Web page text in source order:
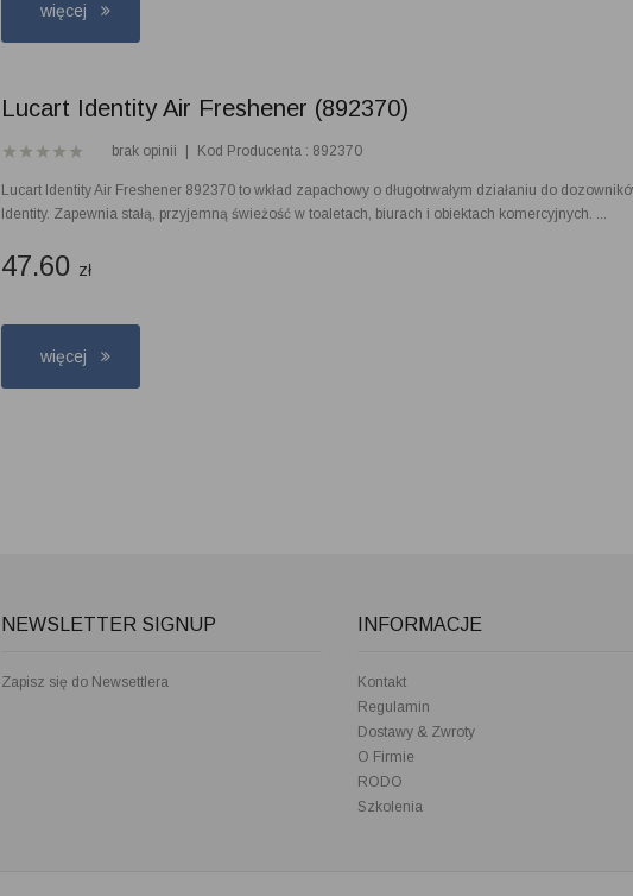
więcej
Lucart Identity Air Freshener (892370)
brak opinii Kod Producenta : 892370
Lucart Identity Air Freshener 892370 to wkład zapachowy o długotrwałym działaniu do
Identity. Zapewnia stałą, przyjemną świeżość w toaletach, biurach i obiektach komercyjnych. ...
47.60 zł
więcej
NEWSLETTER SIGNUP
Zapisz się do Newsettlera
INFORMACJE
Kontakt
Regulamin
Dostawy & Zwroty
O Firmie
RODO
Szkolenia